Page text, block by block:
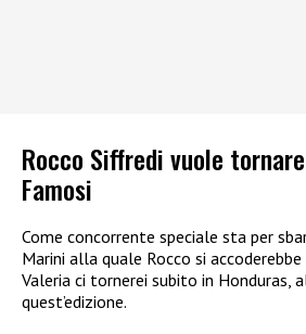
Rocco Siffredi vuole
Famosi
Come concorrente speciale sta per
Marini alla quale Rocco si
Valeria ci tornerei subito in Honduras,
quest’edizione.